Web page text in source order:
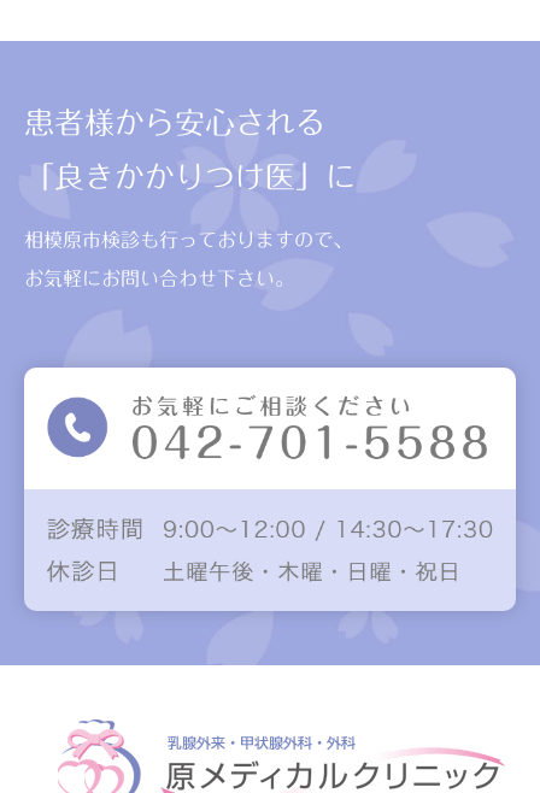
患者様から安心される
「良きかかりつけ医」に
相模原市検診も行っておりますので、
お気軽にお問い合わせ下さい。